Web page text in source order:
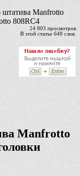
Manfrotto
808RC4
24 803 просмотров
В этой статье 649 слов.
Manfrotto